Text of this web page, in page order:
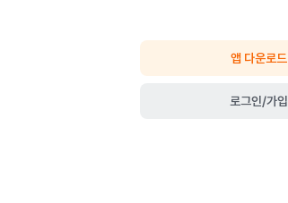
앱 다운로드
로그인/가입